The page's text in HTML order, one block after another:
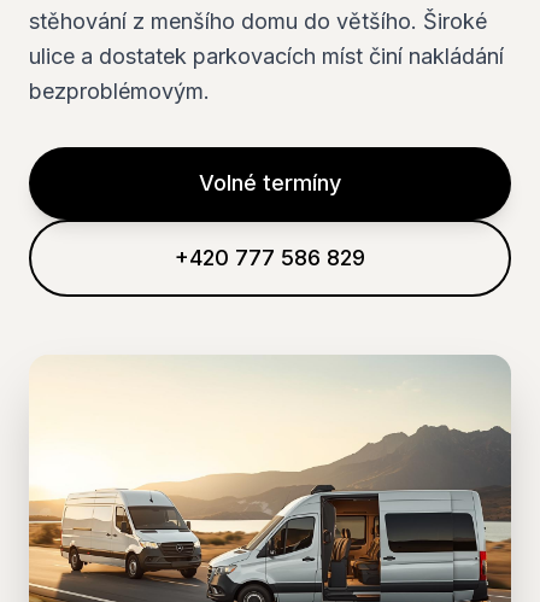
stěhování z menšího domu do většího. Široké
ulice a dostatek parkovacích míst činí nakládání
bezproblémovým.
Volné termíny
+420 777 586 829